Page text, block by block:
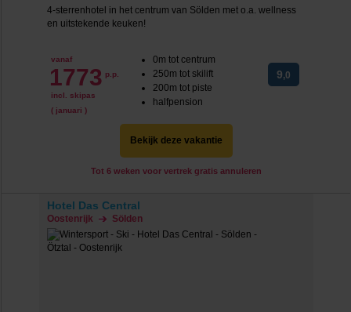
4-sterrenhotel in het centrum van Sölden met o.a. wellness
en uitstekende keuken!
vanaf
1773 p.p.
incl. skipas
( januari )
0m tot centrum
250m tot skilift
200m tot piste
halfpension
9,0
Bekijk deze vakantie
Tot 6 weken voor vertrek gratis annuleren
Hotel Das Central
Oostenrijk Sölden